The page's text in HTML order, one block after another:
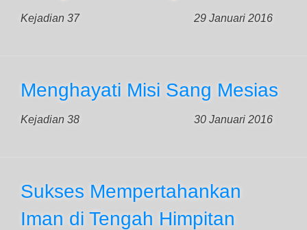
Kejadian 37 29 Januari 2016
Menghayati Misi Sang Mesias
Kejadian 38 30 Januari 2016
Sukses Mempertahankan
Iman di Tengah Himpitan